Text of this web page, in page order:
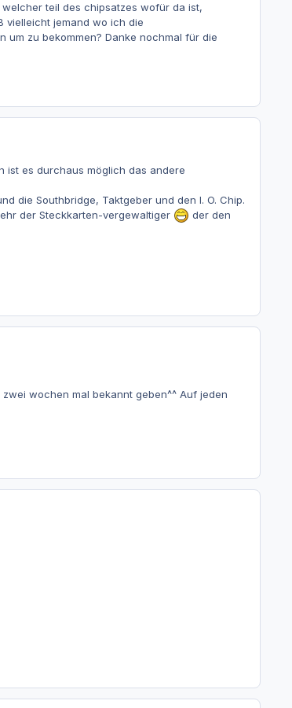
teil des chipsatzes wofür da ist,
vielleicht jemand wo ich die
um zu bekommen? Danke nochmal für die
ist es durchaus möglich das andere
die Southbridge, Taktgeber und den I. O. Chip.
der Steckkarten-vergewaltiger
der den
wochen mal bekannt geben^^ Auf jeden